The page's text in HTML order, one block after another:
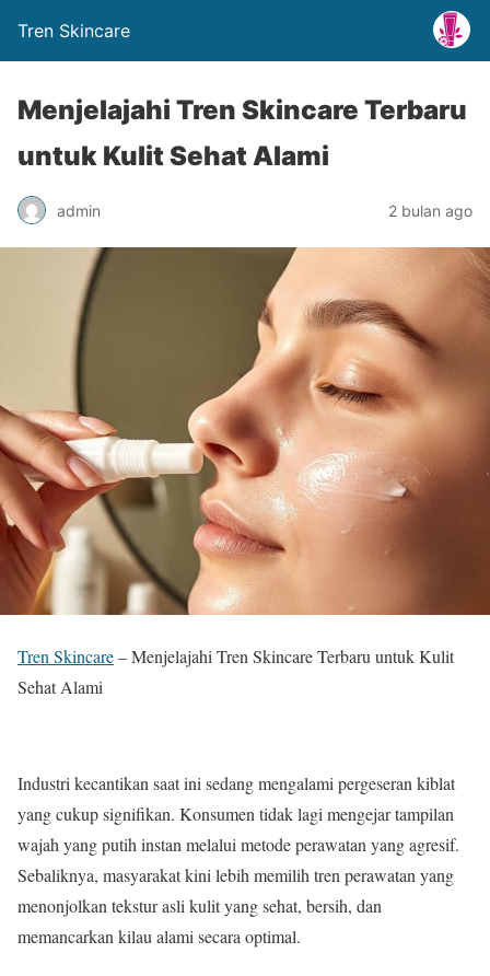
Tren Skincare
Menjelajahi Tren Skincare Terbaru
untuk Kulit Sehat Alami
admin 2 bulan ago
Tren Skincare–Menjelajahi Tren Skincare Terbaru untuk Kulit
Sehat Alami
Industri kecantikan saat ini sedang mengalami pergeseran kiblat
yang cukup signifikan. Konsumen tidak lagi mengejar tampilan
wajah yang putih instan melalui metode perawatan yang agresif.
Sebaliknya, masyarakat kini lebih memilih tren perawatan yang
menonjolkan tekstur asli kulit yang sehat, bersih, dan
memancarkan kilau alami secara optimal.